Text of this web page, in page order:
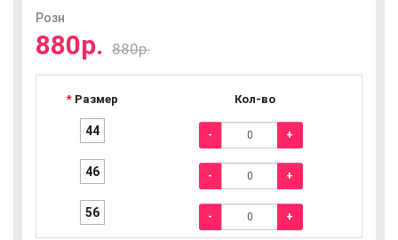
Розн
880р. 880р.
Размер Кол-во
44 - +
46 - +
56 - +